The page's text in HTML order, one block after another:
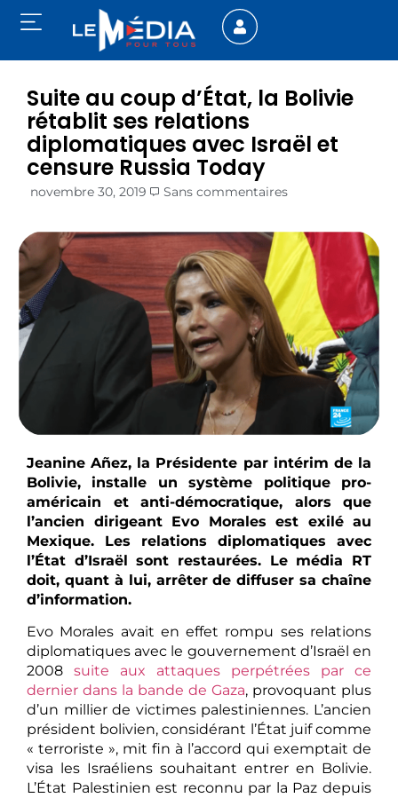
Suite au coup d’État, la Bolivie
rétablit ses relations
diplomatiques avec Israël et
censure Russia Today
novembre 30, 2019 Sans commentaires
Jeanine Añez, la Présidente par intérim de la
Bolivie, installe un système politique pro-
américain et anti-démocratique, alors que
l’ancien dirigeant Evo Morales est exilé au
Mexique. Les relations diplomatiques avec
l’État d’Israël sont restaurées. Le média RT
doit, quant à lui, arrêter de diffuser sa chaîne
d’information.
Evo Morales avait en effet rompu ses relations
diplomatiques avec le gouvernement d’Israël en
2008 suite aux attaques perpétrées par ce
dernier dans la bande de Gaza, provoquant plus
d’un millier de victimes palestiniennes. L’ancien
président bolivien, considérant l’État juif comme
« terroriste », mit fin à l’accord qui exemptait de
visa les Israéliens souhaitant entrer en Bolivie.
L’État Palestinien est reconnu par la Paz depuis